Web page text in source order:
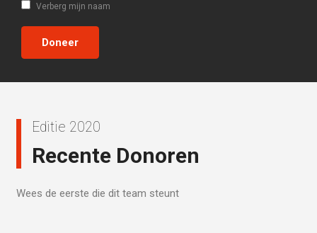
Verberg mijn naam
Editie 2020
Recente Donoren
Wees de eerste die dit team steunt